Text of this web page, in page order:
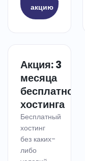
акцию
Акция: 3
месяца
бесплатного
хостинга
Бесплатный
хостинг
без каких-
либо